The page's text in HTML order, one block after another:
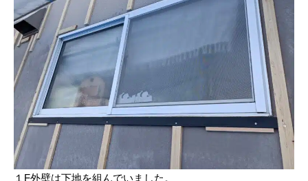
１F外壁は下地を組んでいました。